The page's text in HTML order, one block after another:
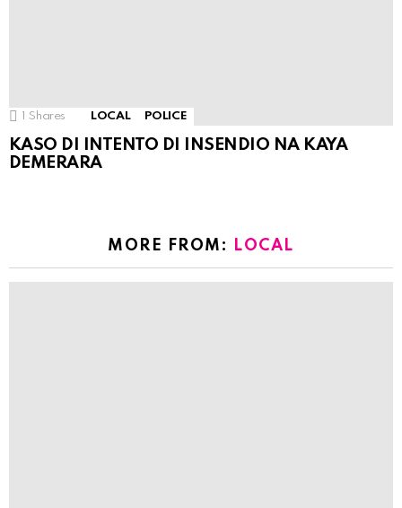
Shares LOCAL POLICE
KASO DI INTENTO DI INSENDIO NA KAYA
DEMERARA
MORE FROM: LOCAL